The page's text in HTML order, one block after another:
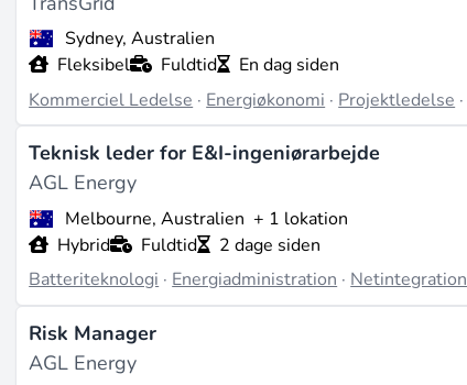
Sydney, Australien
Fleksibel
Fuldtid
En dag siden
Kommerciel Ledelse · Energiøkonomi · Projektledelse ·
Teknisk leder for E&I-ingeniørarbejde
AGL Energy
Melbourne, Australien + 1 lokation
Hybrid
Fuldtid
2 dage siden
Batteriteknologi · Energiadministration · Netintegration
Risk Manager
AGL Energy